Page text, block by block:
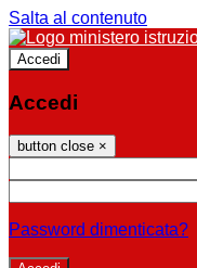
Salta al contenuto
Accedi
Accedi
button close ×
Password dimenticata?